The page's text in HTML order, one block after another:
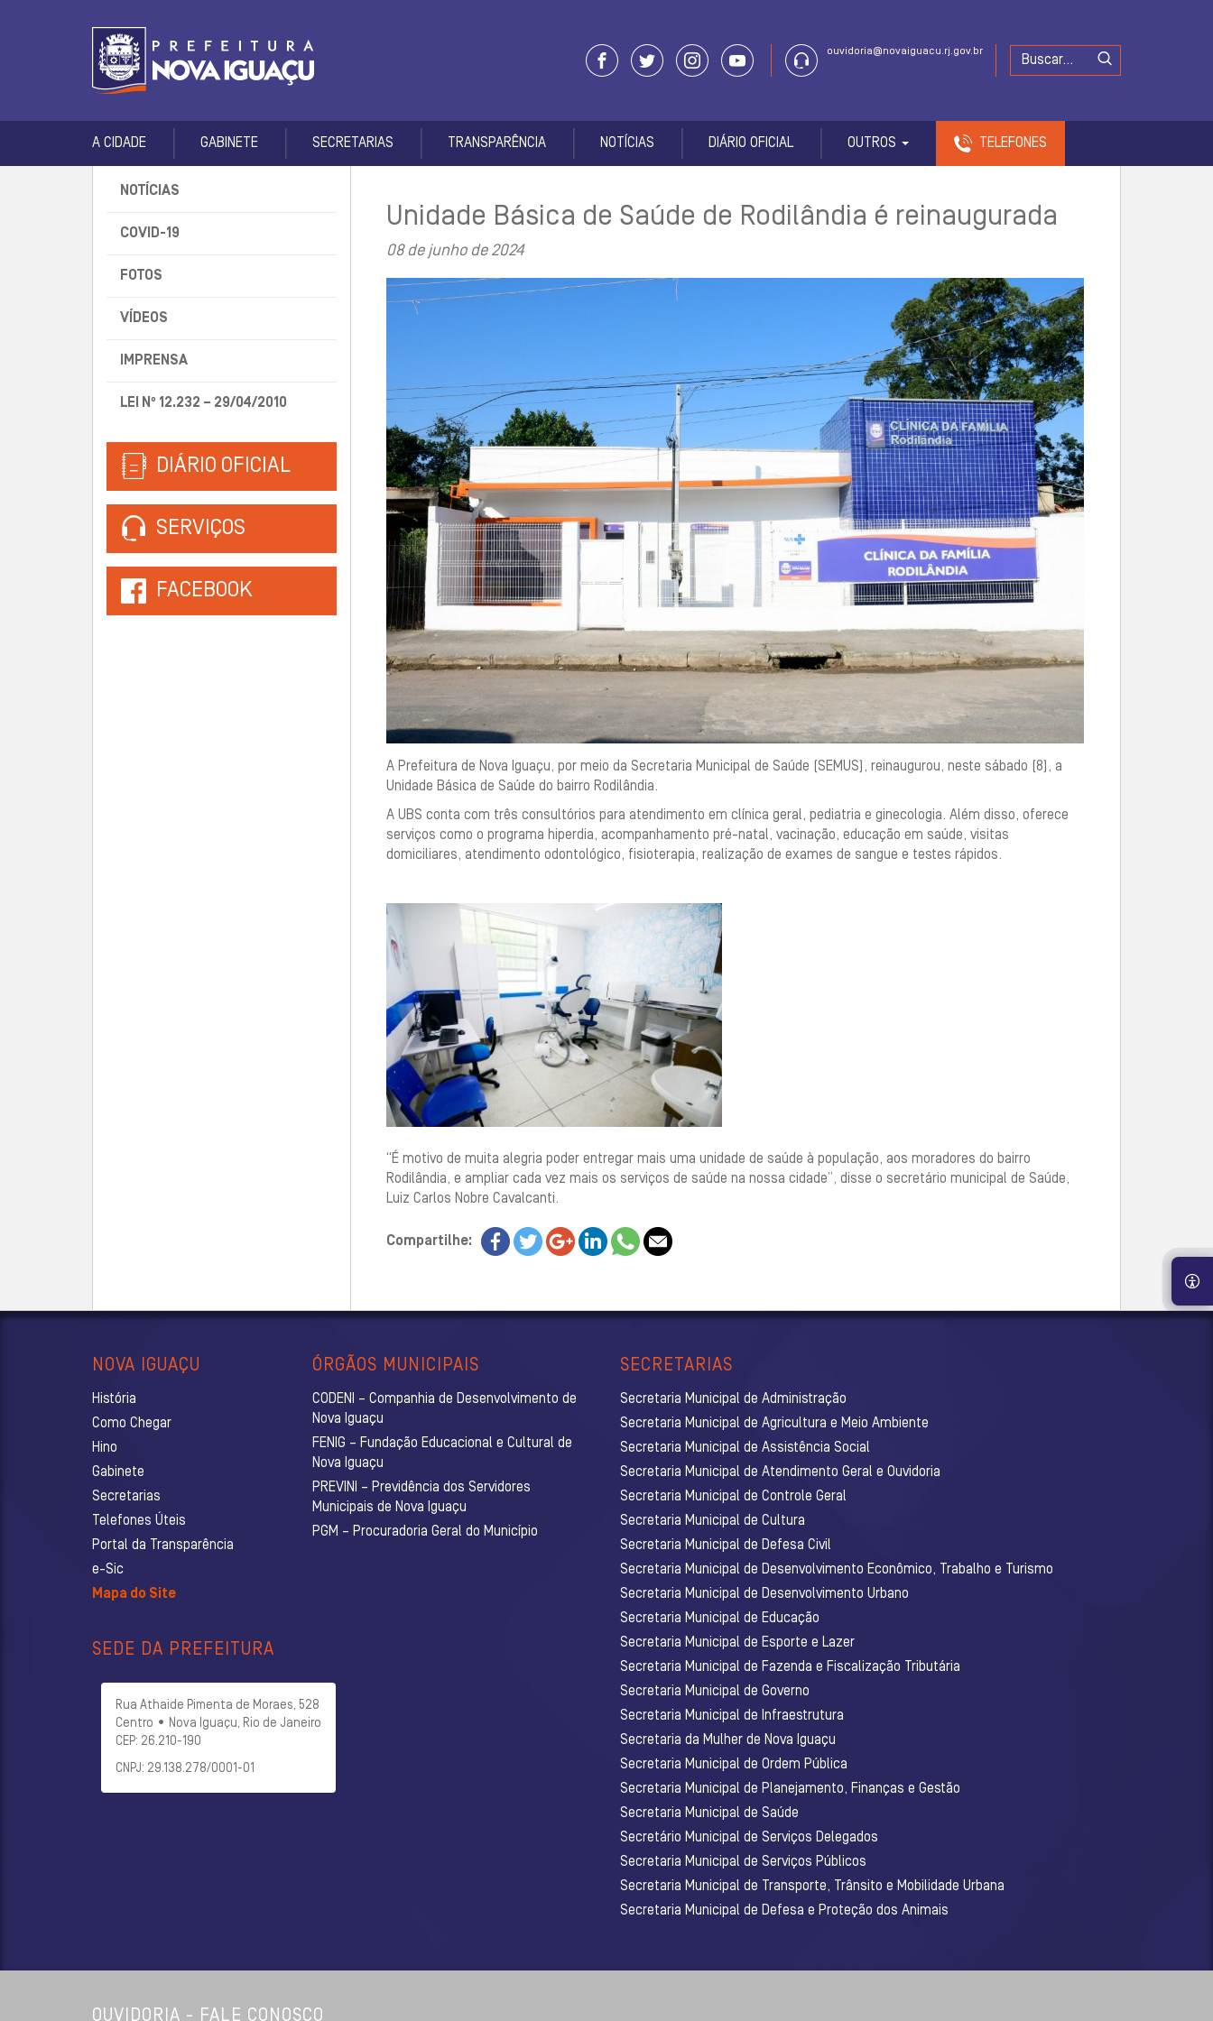
ouvidoria@novaiguacu.rj.gov.br
A CIDADE GABINETE SECRETARIAS TRANSPARÊNCIA NOTÍCIAS DIÁRIO OFICIAL OUTROS TELEFONES
NOTÍCIAS
COVID-19
FOTOS
VÍDEOS
IMPRENSA
LEI Nº 12.232 – 29/04/2010
DIÁRIO OFICIAL
SERVIÇOS
FACEBOOK
Unidade Básica de Saúde de Rodilândia é reinaugurada
08 de junho de 2024
A Prefeitura de Nova Iguaçu, por meio da Secretaria Municipal de Saúde (SEMUS), reinaugurou, neste sábado (8), a
Unidade Básica de Saúde do bairro Rodilândia.
A UBS conta com três consultórios para atendimento em clínica geral, pediatria e ginecologia. Além disso, oferece
serviços como o programa hiperdia, acompanhamento pré-natal, vacinação, educação em saúde, visitas
domiciliares, atendimento odontológico, fisioterapia, realização de exames de sangue e testes rápidos.
“É motivo de muita alegria poder entregar mais uma unidade de saúde à população, aos moradores do bairro
Rodilândia, e ampliar cada vez mais os serviços de saúde na nossa cidade”, disse o secretário municipal de Saúde,
Luiz Carlos Nobre Cavalcanti.
Compartilhe:
NOVA IGUAÇU
História
Como Chegar
Hino
Gabinete
Secretarias
Telefones Úteis
Portal da Transparência
e-Sic
Mapa do Site
ÓRGÃOS MUNICIPAIS
CODENI – Companhia de Desenvolvimento de
Nova Iguaçu
FENIG – Fundação Educacional e Cultural de
Nova Iguaçu
PREVINI – Previdência dos Servidores
Municipais de Nova Iguaçu
PGM – Procuradoria Geral do Município
SEDE DA PREFEITURA
Rua Athaide Pimenta de Moraes, 528
Centro • Nova Iguaçu, Rio de Janeiro
CEP: 26.210-190
CNPJ: 29.138.278/0001-01
SECRETARIAS
Secretaria Municipal de Administração
Secretaria Municipal de Agricultura e Meio Ambiente
Secretaria Municipal de Assistência Social
Secretaria Municipal de Atendimento Geral e Ouvidoria
Secretaria Municipal de Controle Geral
Secretaria Municipal de Cultura
Secretaria Municipal de Defesa Civil
Secretaria Municipal de Desenvolvimento Econômico, Trabalho e Turismo
Secretaria Municipal de Desenvolvimento Urbano
Secretaria Municipal de Educação
Secretaria Municipal de Esporte e Lazer
Secretaria Municipal de Fazenda e Fiscalização Tributária
Secretaria Municipal de Governo
Secretaria Municipal de Infraestrutura
Secretaria da Mulher de Nova Iguaçu
Secretaria Municipal de Ordem Pública
Secretaria Municipal de Planejamento, Finanças e Gestão
Secretaria Municipal de Saúde
Secretário Municipal de Serviços Delegados
Secretaria Municipal de Serviços Públicos
Secretaria Municipal de Transporte, Trânsito e Mobilidade Urbana
Secretaria Municipal de Defesa e Proteção dos Animais
OUVIDORIA - FALE CONOSCO